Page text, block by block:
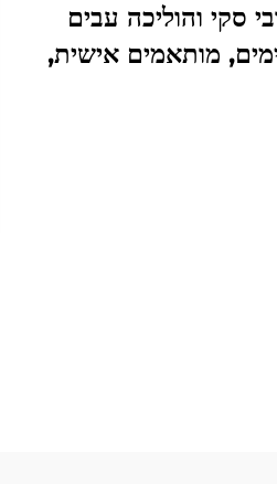
סקי והוליכה עבים
מותאמים אישית,